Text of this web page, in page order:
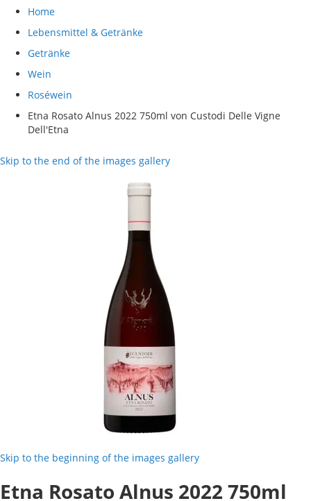
Home
Lebensmittel & Getränke
Getränke
Wein
Roséwein
Etna Rosato Alnus 2022 750ml von Custodi Delle Vigne
Dell'Etna
Skip to the end of the images gallery
Skip to the beginning of the images gallery
Etna Rosato Alnus 2022 750ml